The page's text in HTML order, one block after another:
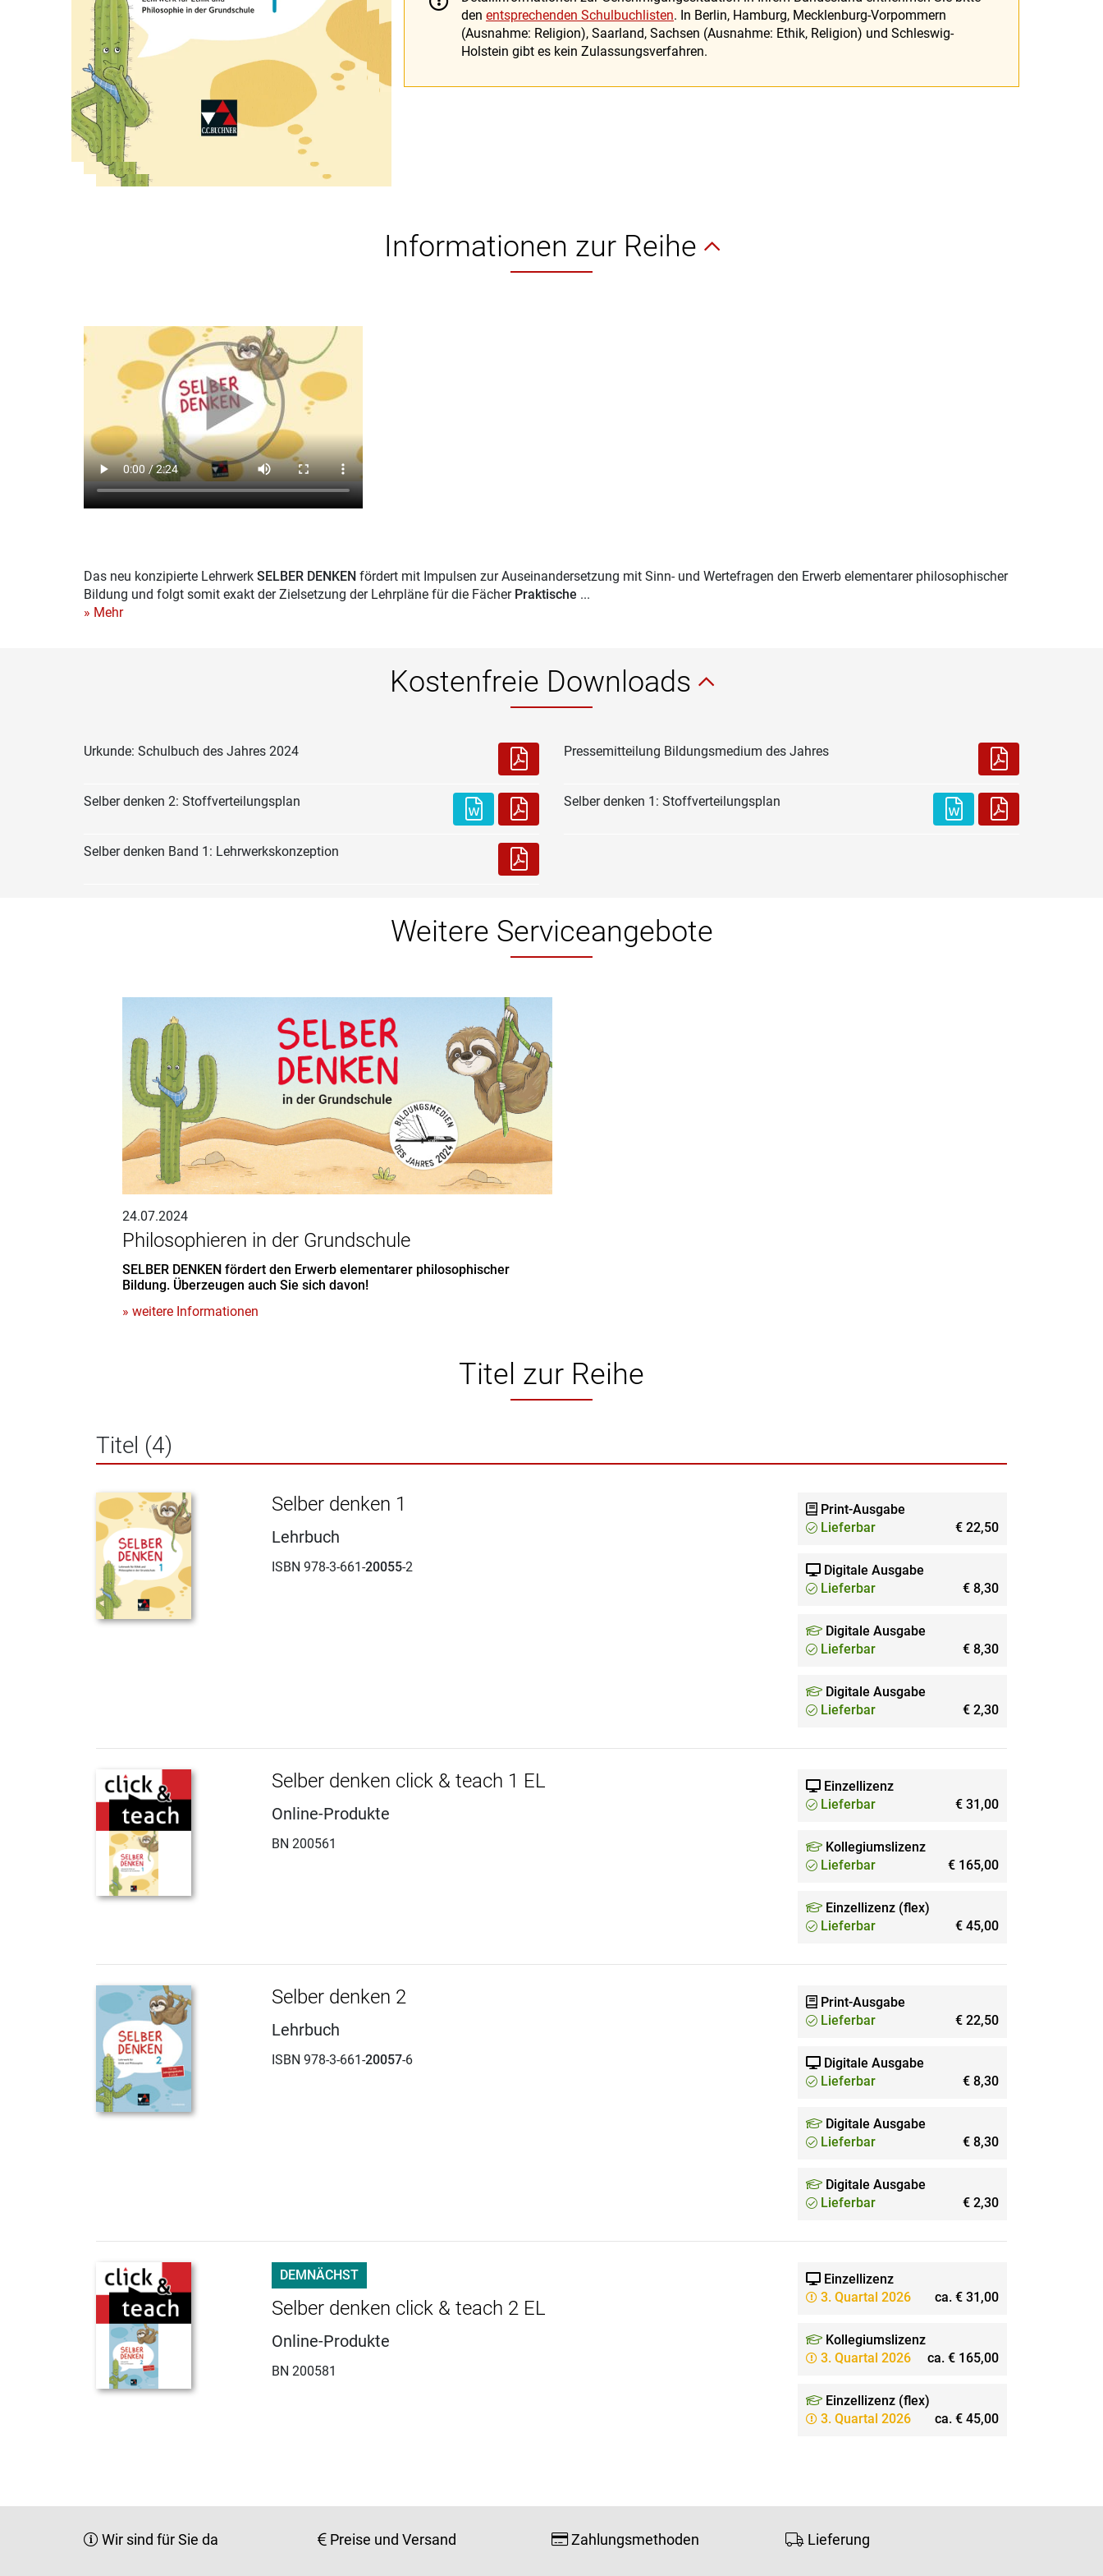
den entsprechenden Schulbuchlisten. In Berlin, Hamburg, Mecklenburg-Vorpommern
(Ausnahme: Religion), Saarland, Sachsen (Ausnahme: Ethik, Religion) und Schleswig-
Holstein gibt es kein Zulassungsverfahren.
Informationen zur Reihe
Das neu konzipierte Lehrwerk SELBER DENKEN fördert mit Impulsen zur Auseinandersetzung mit Sinn- und Wertefragen den Erwerb elementarer philosophischer
Bildung und folgt somit exakt der Zielsetzung der Lehrpläne für die FächerPraktische ...
» Mehr
Kostenfreie Downloads
Urkunde: Schulbuch des Jahres 2024 Pressemitteilung Bildungsmedium des Jahres
Selber denken 2: Stoffverteilungsplan Selber denken 1: Stoffverteilungsplan
Selber denken Band 1: Lehrwerkskonzeption
Weitere Serviceangebote
24.07.2024
Philosophieren in der Grundschule
SELBER DENKEN fördert den Erwerb elementarer philosophischer
Bildung. Überzeugen auch Sie sich davon!
» weitere Informationen
Titel zur Reihe
Titel (4)
Selber denken 1
Lehrbuch
ISBN 978-3-661-20055-2
Print-Ausgabe
Lieferbar
€ 22,50
Digitale Ausgabe
Lieferbar
€ 8,30
Digitale Ausgabe
Lieferbar
€ 8,30
Digitale Ausgabe
Lieferbar
€ 2,30
Selber denken click & teach 1 EL
Online-Produkte
BN 200561
Einzellizenz
Lieferbar
€ 31,00
Kollegiumslizenz
Lieferbar
€ 165,00
Einzellizenz (flex)
Lieferbar
€ 45,00
Selber denken 2
Lehrbuch
ISBN 978-3-661-20057-6
Print-Ausgabe
Lieferbar
€ 22,50
Digitale Ausgabe
Lieferbar
€ 8,30
Digitale Ausgabe
Lieferbar
€ 8,30
Digitale Ausgabe
Lieferbar
€ 2,30
DEMNÄCHST
Selber denken click & teach 2 EL
Online-Produkte
BN 200581
Einzellizenz
3. Quartal 2026
ca. € 31,00
Kollegiumslizenz
3. Quartal 2026
ca. € 165,00
Einzellizenz (flex)
3. Quartal 2026
ca. € 45,00
Wir sind für Sie da Preise und Versand Zahlungsmethoden Lieferung